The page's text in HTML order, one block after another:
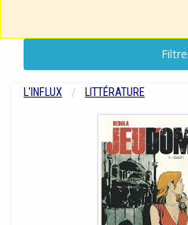
L'INFLUX LITTÉRATURE